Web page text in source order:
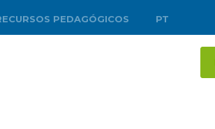
PEDAGÓGICOS PT